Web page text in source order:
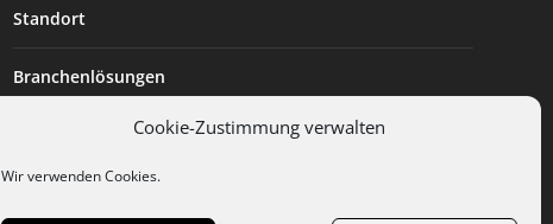
Cookie-Zustimmung verwalten
Wir verwenden Cookies.
Standort
Branchenlösungen